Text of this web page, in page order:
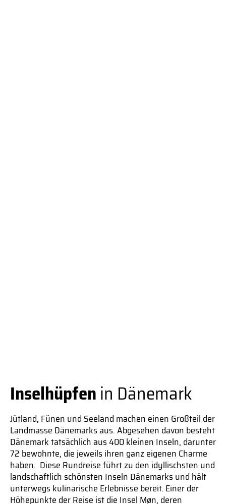
Inselhüpfenin Dänemark
Jütland, Fünen und Seeland machen einen Großteil der
Landmasse Dänemarks aus. Abgesehen davon besteht
Dänemark tatsächlich aus 400 kleinen Inseln, darunter
72 bewohnte, die jeweils ihren ganz eigenen Charme
haben. Diese Rundreise führt zu den idyllischsten und
landschaftlich schönsten Inseln Dänemarks und hält
unterwegs kulinarische Erlebnisse bereit. Einer der
Höhepunkte der Reise ist die Insel Møn, deren